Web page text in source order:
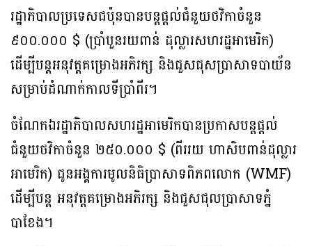
រដ្ឋាភិបាលប្រទេសជប៉ុនបានបន្តផ្តល់ជំនួយថវិកាចំនួន
៩០០.០០០ $ (ប្រាំបួនរយពាន់ ដុល្លារសហរដ្ឋអាមេរិក)
ដើម្បីបន្តអនុវត្តគម្រោងអភិរក្ស និងជួសជុសប្រាសាទបាយ័ន
សម្រាប់ដំណាក់កាលទីប្រាំពីរ។
ចំណែកឯរដ្ឋាភិបាលសហរដ្ឋអាមេរិកបានប្រកាសបន្តផ្តល់
ជំនួយថវិកាចំនួន ២៥០.០០០ $ (ពីររយ ហាសិបពាន់ដុល្លារ
អាមេរិក) ជូនអង្គការមូលនិធិប្រាសាទពិភពលោក (WMF)
ដើម្បីបន្ត អនុវត្តគម្រោងអភិរក្ស និងជួសជុលប្រាសាទភ្នំ
បាខែង។